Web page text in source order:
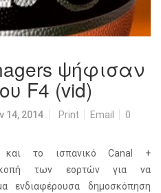
ψήφισαν
F4 (vid)
14, 2014 Print Email
0
και το ισπανικό Canal +
των εορτών για να
ενδιαφέρουσα δημοσκόπηση